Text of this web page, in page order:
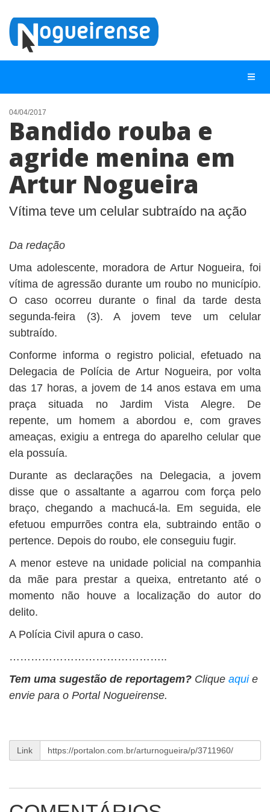
NOTÍCIAS
LISTA DIGITAL
TELEFONES ÚTEIS
ANUNCIE
BUSCAR
04/04/2017
Bandido rouba e
agride menina em
Artur Nogueira
Vítima teve um celular subtraído na ação
Da redação
Uma adolescente, moradora de Artur Nogueira, foi
vítima de agressão durante um roubo no município.
O caso ocorreu durante o final da tarde desta
segunda-feira (3). A jovem teve um celular
subtraído.
Conforme informa o registro policial, efetuado na
Delegacia de Polícia de Artur Nogueira, por volta
das 17 horas, a jovem de 14 anos estava em uma
praça situada no Jardim Vista Alegre. De
repente, um homem a abordou e, com graves
ameaças, exigiu a entrega do aparelho celular que
ela possuía.
Durante as declarações na Delegacia, a jovem
disse que o assaltante a agarrou com força pelo
braço, chegando a machucá-la. Em seguida, ele
efetuou empurrões contra ela, subtraindo então o
pertence. Depois do roubo, ele conseguiu fugir.
A menor esteve na unidade policial na companhia
da mãe para prestar a queixa, entretanto até o
momento não houve a localização do autor do
delito.
A Polícia Civil apura o caso.
……………………………………..
Tem uma sugestão de reportagem? Clique aqui e
envie para o Portal Nogueirense.
Link